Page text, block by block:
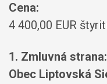
Cena:
4 400,00 EUR
1. Zmluvná strana:
Obec Liptovská